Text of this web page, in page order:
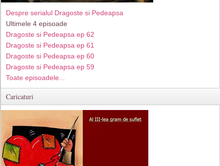
Despre serialul Dragoste si Pedeapsa
Ultimele 4 episoade
Dragoste si Pedeapsa ep 62
Dragoste si Pedeapsa ep 61
Dragoste si Pedeapsa ep 60
Dragoste si Pedeapsa ep 59
Toate episoadele...
Caricaturi